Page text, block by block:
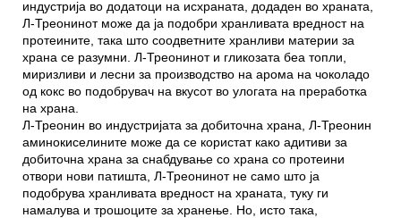
индустрија во додатоци на исхраната, додаден во храната,
Л-Треонинот може да ја подобри хранливата вредност на
протеините, така што соодветните хранливи материи за
храна се разумни. Л-Треонинот и гликозата беа топли,
миризливи и лесни за производство на арома на чоколадо
од кокс во подобрувач на вкусот во улогата на преработка
на храна.
Л-Треонин во индустријата за добиточна храна, Л-Треонин
аминокиселините може да се користат како адитиви за
добиточна храна за снабдување со храна со протеини
отвори нови патишта, Л-Треонинот не само што ја
подобрува хранливата вредност на храната, туку ги
намалува и трошоците за хранење. Но, исто така,